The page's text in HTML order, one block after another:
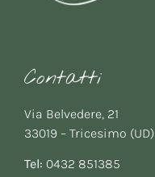
Contatti
Via Belvedere, 21
33019 – Tricesimo (UD)
Tel: 0432 851385